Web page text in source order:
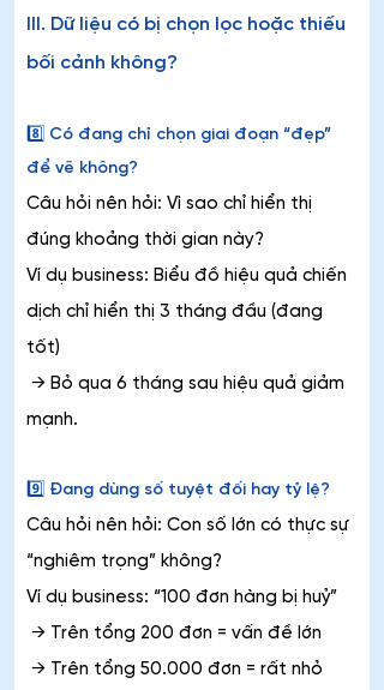
III. Dữ liệu có bị chọn lọc hoặc thiếu
bối cảnh không?
8️⃣ Có đang chỉ chọn giai đoạn “đẹp”
để vẽ không?
Câu hỏi nên hỏi: Vì sao chỉ hiển thị
đúng khoảng thời gian này?
Ví dụ business: Biểu đồ hiệu quả chiến
dịch chỉ hiển thị 3 tháng đầu (đang
tốt)
mạnh.
9️⃣ Đang dùng số tuyệt đối hay tỷ lệ?
Câu hỏi nên hỏi: Con số lớn có thực sự
“nghiêm trọng” không?
Ví dụ business: “100 đơn hàng bị huỷ”
→ Trên tổng 200 đơn = vấn đề lớn
→ Trên tổng 50.000 đơn = rất nhỏ